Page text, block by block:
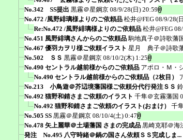
No.342 SS提出 黒霧＠星鋼京 08/9/28(日) 20:59
No.472 /風野緋璃様よりのご依頼品 松井@FEG 08/9/28(
Re:No.472 /風野緋璃様よりのご依頼品 松井@FEG
No.451 風野緋璃さんからのご依頼品 駒地真子＠詩歌藩
No.467 優羽カヲリ様ご依頼イラスト 星月 典子＠詩歌
No.502 ＳＳ 黒霧＠星鋼京 08/10/2(木) 1:25
No.490 セントラル越前様からのご依頼品 アポロ・Ｍ・
No.490 セントラル越前様からのご依頼品（2枚目）
No.213 小鳥遊＠芥辺境藩国様ご依頼分代行発注ＳＳ
No.492 猫野和錆さまご依頼のイラスト 千隼＠玄霧藩国
No.492 猫野和錆さまご依頼のイラスト(おまけ）
千
No.505 SS 黒霧＠星鋼京 08/10/4(土) 0:47
No.478 矢上麗華＠土場藩国 さまの完成品 黒崎克耶＠海
発注 No.495 八守時緒＠鍋の国さん依頼ＳＳ完成しま...